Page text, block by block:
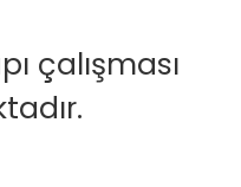
çalışması